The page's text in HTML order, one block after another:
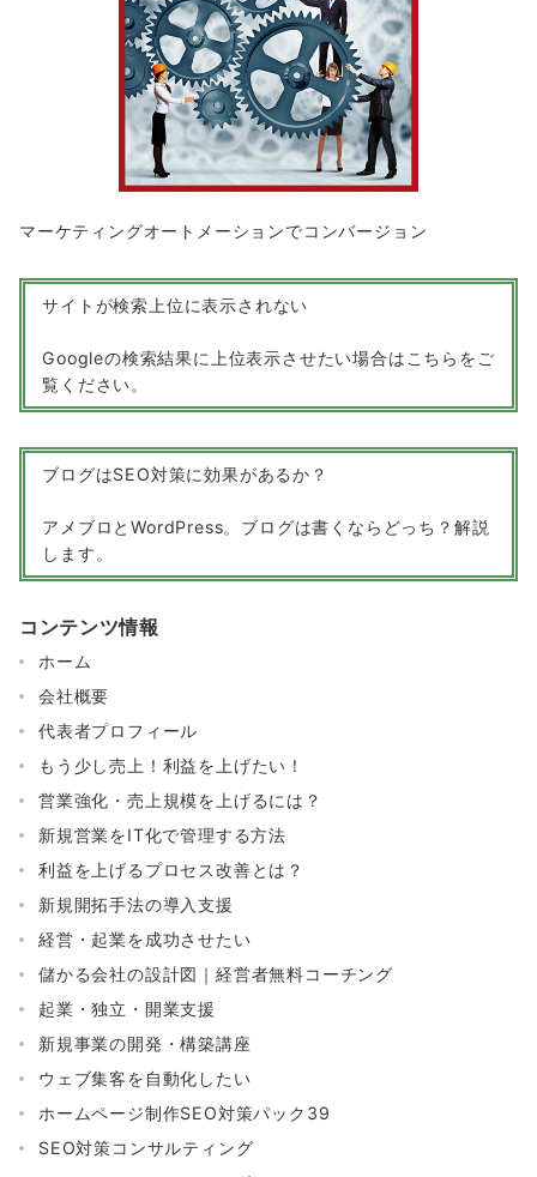
マーケティングオートメーションでコンバージョン
サイトが検索上位に表示されない
Googleの検索結果に上位表示させたい場合はこちらをご
覧ください。
ブログはSEO対策に効果があるか？
アメブロとWordPress。ブログは書くならどっち？解説
します。
コンテンツ情報
ホーム
会社概要
代表者プロフィール
もう少し売上！利益を上げたい！
営業強化・売上規模を上げるには？
新規営業をIT化で管理する方法
利益を上げるプロセス改善とは？
新規開拓手法の導入支援
経営・起業を成功させたい
儲かる会社の設計図｜経営者無料コーチング
起業・独立・開業支援
新規事業の開発・構築講座
ウェブ集客を自動化したい
ホームページ制作SEO対策パック39
SEO対策コンサルティング